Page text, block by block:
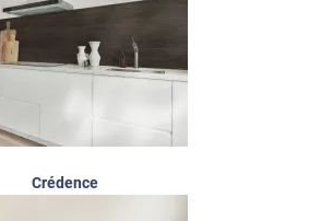
Crédence